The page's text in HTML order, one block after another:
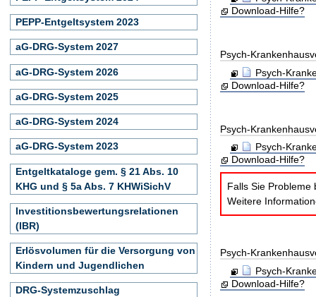
Download-Hilfe?
Psych-
Psych-
Download-Hilfe?
Psych-
Psych-
Download-Hilfe?
Falls Sie Probleme
Weitere
Psych-
Psych-
Download-Hilfe?
PEPP-Entgeltsystem 2023
aG-DRG-System 2027
aG-DRG-System 2026
aG-DRG-System 2025
aG-DRG-System 2024
aG-DRG-System 2023
Entgeltkataloge gem. § 21 Abs. 10
KHG und § 5a Abs. 7 KHWiSichV
Investitionsbewertungsrelationen
(IBR)
Erlösvolumen für die Versorgung von
Kindern und Jugendlichen
DRG-Systemzuschlag